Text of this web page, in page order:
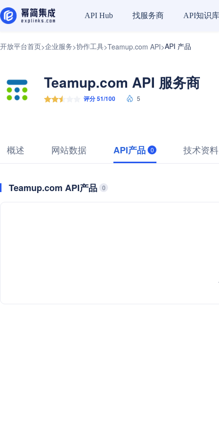
API Hub 找服务商 API知识库
开放平台首页>企业服务>协作工具>Teamup.com API>API 产品
Teamup.com API 服务商
评分 51/100 5
概述 网站数据 API产品 0 技术资料
Teamup.com API产品 0